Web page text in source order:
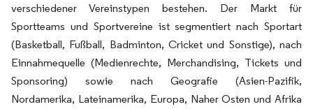
verschiedener Vereinstypen bestehen. Der Markt für
Sportteams und Sportvereine ist segmentiert nach Sportart
(Basketball, Fußball, Badminton, Cricket und Sonstige), nach
Einnahmequelle (Medienrechte, Merchandising, Tickets und
Sponsoring) sowie nach Geografie (Asien-Pazifik,
Nordamerika, Lateinamerika, Europa, Naher Osten und Afrika